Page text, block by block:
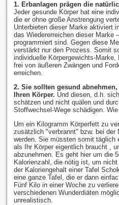
1. Erbanlagen prägen die
Jeder gesunde Körper hat eine
die er ohne große Anstrengung
Unterbieten dieser Marke aktiviert
das Wiedererreichen dieser Marke
programmiert sind. Gegen diese
verstärkt nur den Prozess. Somit
individuelle Körpergewichts-
frei von äußeren Zwängen und
erreichen.
2. Sie sollten gesund
Ihren Körper. Und diesen, d.h.
schätzen und nicht quälen und
Stoffwechsel-Wege schädigen.
Um ein Kilogramm Körperfett zu
zusätzlich "verbrannt" bzw. bei der
werden. Sie müssten somit täglich
als Ihr Körper eigentlich braucht ,
abzunehmen. Es geht hier um die
Kalorienzahl, die nötig ist, um
der Kaloriengehalt einer Tafel
eine ganze Tafel, die er dann
Fünf Kilo in einer Woche zu
verschiedenen Wunderdiäten
unrealistisch.